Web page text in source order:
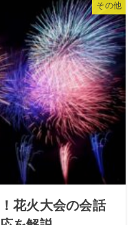
その他
花火大会の会話